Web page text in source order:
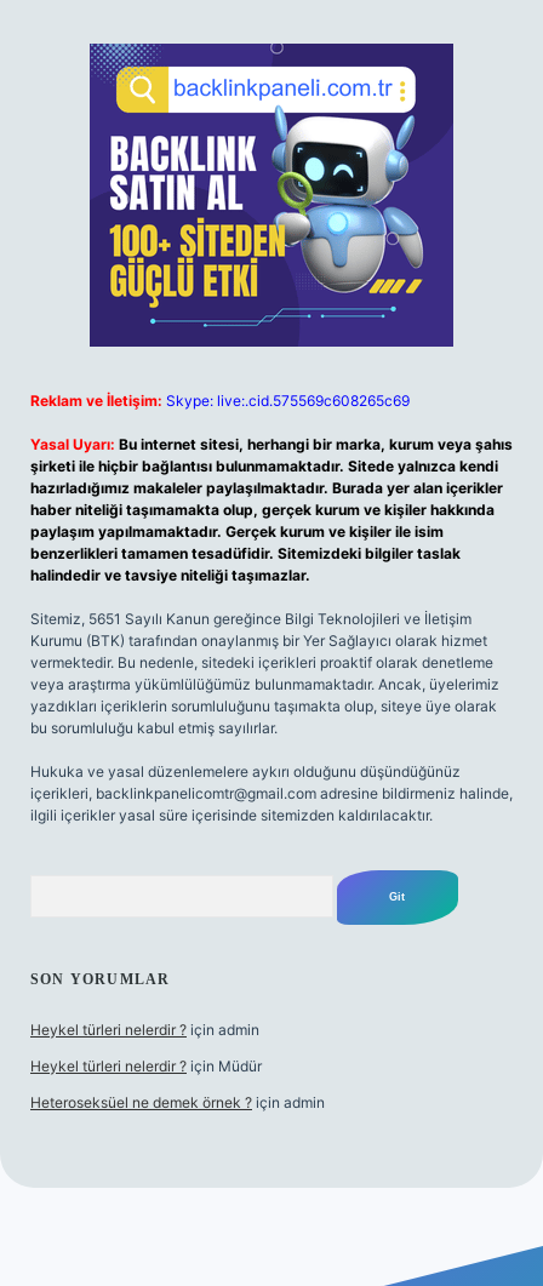
Reklam ve İletişim: Skype: live:.cid.575569c608265c69
Yasal Uyarı: Bu internet sitesi, herhangi bir marka, kurum veya şahıs
şirketi ile hiçbir bağlantısı bulunmamaktadır. Sitede yalnızca kendi
hazırladığımız makaleler paylaşılmaktadır. Burada yer alan içerikler
haber niteliği taşımamakta olup, gerçek kurum ve kişiler hakkında
paylaşım yapılmamaktadır. Gerçek kurum ve kişiler ile isim
benzerlikleri tamamen tesadüfidir. Sitemizdeki bilgiler taslak
halindedir ve tavsiye niteliği taşımazlar.
Sitemiz, 5651 Sayılı Kanun gereğince Bilgi Teknolojileri ve İletişim
Kurumu (BTK) tarafından onaylanmış bir Yer Sağlayıcı olarak hizmet
vermektedir. Bu nedenle, sitedeki içerikleri proaktif olarak denetleme
veya araştırma yükümlülüğümüz bulunmamaktadır. Ancak, üyelerimiz
yazdıkları içeriklerin sorumluluğunu taşımakta olup, siteye üye olarak
bu sorumluluğu kabul etmiş sayılırlar.
Hukuka ve yasal düzenlemelere aykırı olduğunu düşündüğünüz
içerikleri, backlinkpanelicomtr@gmail.com adresine bildirmeniz halinde,
ilgili içerikler yasal süre içerisinde sitemizden kaldırılacaktır.
SON YORUMLAR
Heykel türleri nelerdir ? için admin
Heykel türleri nelerdir ? için Müdür
Heteroseksüel ne demek örnek ? için admin